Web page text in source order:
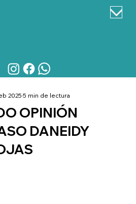
OPINIÓN
DANEIDY
20255 min de lectura